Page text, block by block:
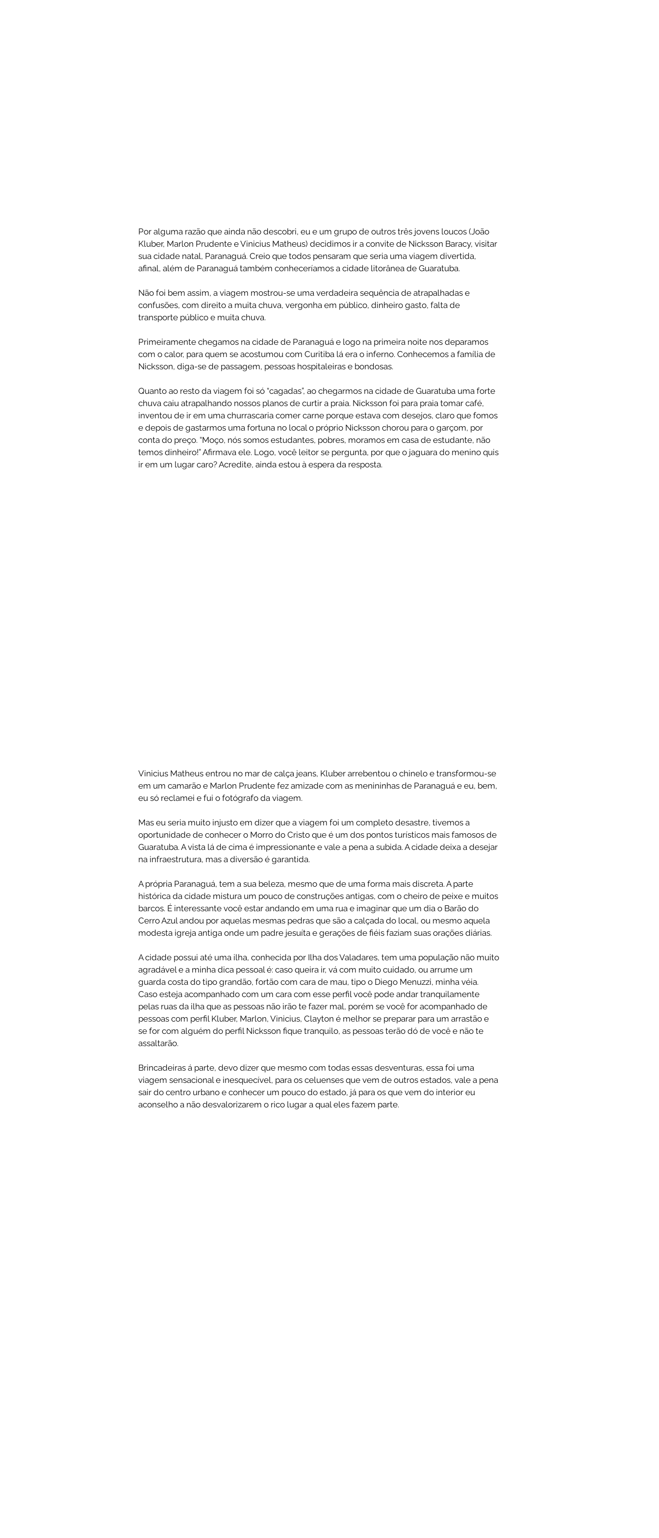
Por alguma razão que ainda não descobri, eu e um grupo de outros três jovens loucos (João
Kluber, Marlon Prudente e Vinicius Matheus) decidimos ir a convite de Nicksson Baracy, visitar
sua cidade natal, Paranaguá. Creio que todos pensaram que seria uma viagem divertida,
afinal, além de Paranaguá também conheceríamos a cidade litorânea de Guaratuba.
Não foi bem assim, a viagem mostrou-se uma verdadeira sequência de atrapalhadas e
confusões, com direito a muita chuva, vergonha em público, dinheiro gasto, falta de
transporte público e muita chuva.
Primeiramente chegamos na cidade de Paranaguá e logo na primeira noite nos deparamos
com o calor, para quem se acostumou com Curitiba lá era o inferno. Conhecemos a família de
Nicksson, diga-se de passagem, pessoas hospitaleiras e bondosas.
Quanto ao resto da viagem foi só “cagadas”, ao chegarmos na cidade de Guaratuba uma forte
chuva caiu atrapalhando nossos planos de curtir a praia. Nicksson foi para praia tomar café,
inventou de ir em uma churrascaria comer carne porque estava com desejos, claro que fomos
e depois de gastarmos uma fortuna no local o próprio Nicksson chorou para o garçom, por
conta do preço. “Moço, nós somos estudantes, pobres, moramos em casa de estudante, não
temos dinheiro!” Afirmava ele. Logo, você leitor se pergunta, por que o jaguara do menino quis
ir em um lugar caro? Acredite, ainda estou à espera da resposta.
Vinicius Matheus entrou no mar de calça jeans, Kluber arrebentou o chinelo e transformou-se
em um camarão e Marlon Prudente fez amizade com as menininhas de Paranaguá e eu, bem,
eu só reclamei e fui o fotógrafo da viagem.
Mas eu seria muito injusto em dizer que a viagem foi um completo desastre, tivemos a
oportunidade de conhecer o Morro do Cristo que é um dos pontos turísticos mais famosos de
Guaratuba. A vista lá de cima é impressionante e vale a pena a subida. A cidade deixa a desejar
na infraestrutura, mas a diversão é garantida.
A própria Paranaguá, tem a sua beleza, mesmo que de uma forma mais discreta. A parte
histórica da cidade mistura um pouco de construções antigas, com o cheiro de peixe e muitos
barcos. É interessante você estar andando em uma rua e imaginar que um dia o Barão do
Cerro Azul andou por aquelas mesmas pedras que são a calçada do local, ou mesmo aquela
modesta igreja antiga onde um padre jesuíta e gerações de fiéis faziam suas orações diárias.
A cidade possui até uma ilha, conhecida por Ilha dos Valadares, tem uma população não muito
agradável e a minha dica pessoal é: caso queira ir, vá com muito cuidado, ou arrume um
guarda costa do tipo grandão, fortão com cara de mau, tipo o Diego Menuzzi, minha véia.
Caso esteja acompanhado com um cara com esse perfil você pode andar tranquilamente
pelas ruas da ilha que as pessoas não irão te fazer mal, porém se você for acompanhado de
pessoas com perfil Kluber, Marlon, Vinicius, Clayton é melhor se preparar para um arrastão e
se for com alguém do perfil Nicksson fique tranquilo, as pessoas terão dó de você e não te
assaltarão.
Brincadeiras á parte, devo dizer que mesmo com todas essas desventuras, essa foi uma
viagem sensacional e inesquecível, para os celuenses que vem de outros estados, vale a pena
sair do centro urbano e conhecer um pouco do estado, já para os que vem do interior eu
aconselho a não desvalorizarem o rico lugar a qual eles fazem parte.